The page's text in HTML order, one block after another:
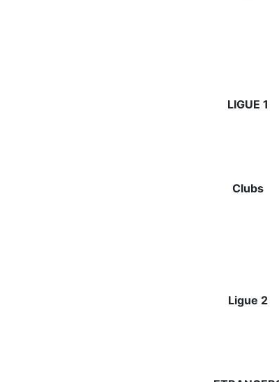
LIGUE 1
Clubs
Ligue 2